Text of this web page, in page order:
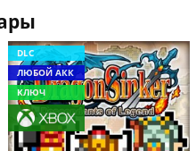
DLC
ЛЮБОЙ АКК
КЛЮЧ